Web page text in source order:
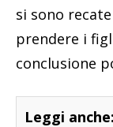
si sono
prendere i
conclusione
Leggi anche: